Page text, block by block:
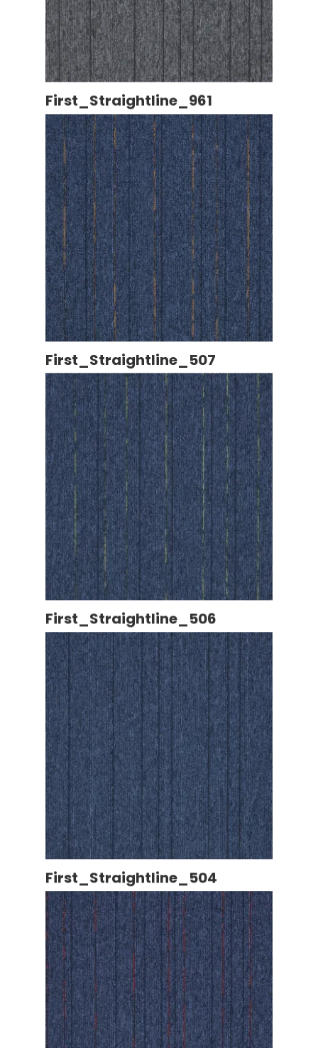
First_Straightline_961
First_Straightline_507
First_Straightline_506
First_Straightline_504